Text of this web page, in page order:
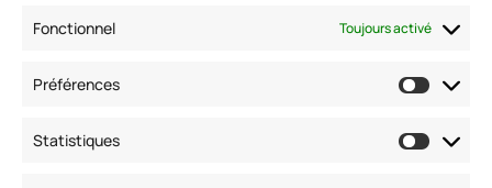
Fonctionnel Toujours activé
Préférences
Statistiques
Alexan
MORIN
Manager Pôle DRH et
amorin@agoramanage